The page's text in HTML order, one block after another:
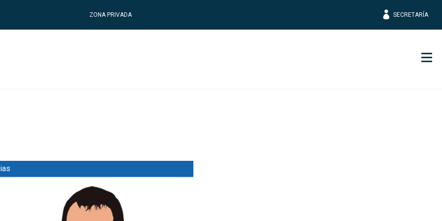
ZONA PRIVADA SECRETARÍA